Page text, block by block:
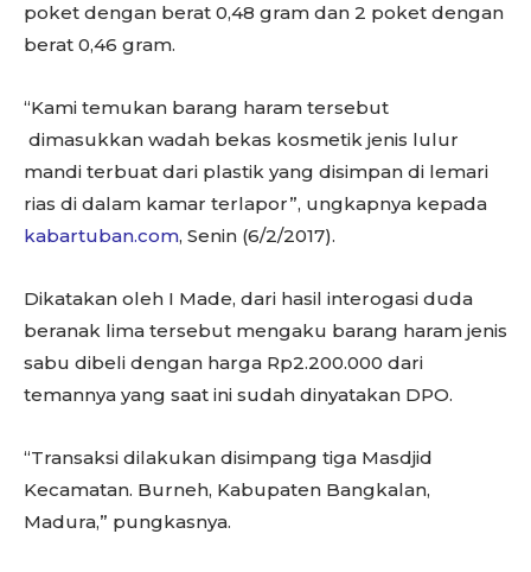
poket dengan berat 0,48 gram dan 2 poket dengan
berat 0,46 gram.
“Kami temukan barang haram tersebut
dimasukkan wadah bekas kosmetik jenis lulur
mandi terbuat dari plastik yang disimpan di lemari
rias di dalam kamar terlapor”, ungkapnya kepada
kabartuban.com, Senin (6/2/2017).
Dikatakan oleh I Made, dari hasil interogasi duda
beranak lima tersebut mengaku barang haram jenis
sabu dibeli dengan harga Rp2.200.000 dari
temannya yang saat ini sudah dinyatakan DPO.
“Transaksi dilakukan disimpang tiga Masdjid
Kecamatan. Burneh, Kabupaten Bangkalan,
Madura,” pungkasnya.